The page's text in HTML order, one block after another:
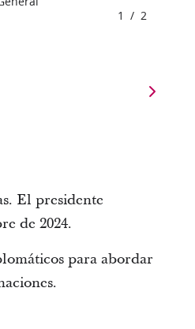
1 / 2
El presidente
de 2024.
para abordar